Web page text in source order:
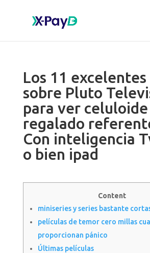
Los 11 excelentes
sobre Pluto
para ver celuloide
regalado
Con inteligencia
o bien ipad
Content
miniseries y series bastante
películas de temor cero millas
proporcionan pánico
Últimas películas